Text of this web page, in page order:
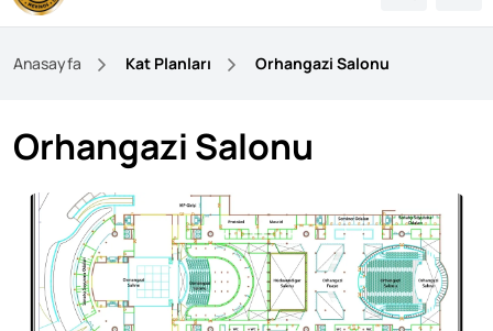
Anasayfa Kat Planları Orhangazi Salonu
Orhangazi Salonu